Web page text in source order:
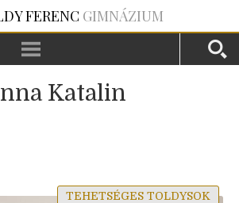
FERENC GIMNÁZIUM
Katalin
TEHETSÉGES TOLDYSOK